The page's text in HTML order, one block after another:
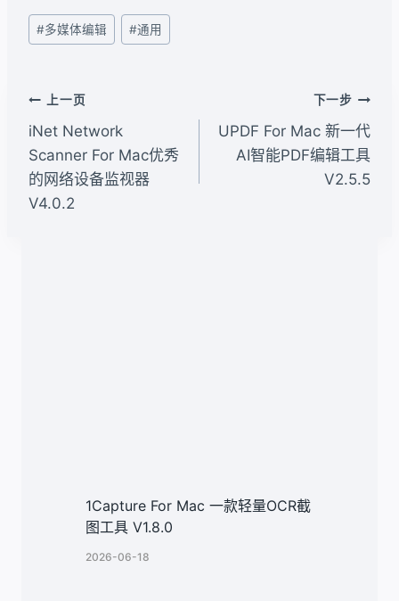
文
章
签：
#多媒体编辑 #通用
文
章
导
航
上一页
iNet Network
Scanner For Mac优秀
的网络设备监视器
V4.0.2
下一步
UPDF For Mac 新一代
AI智能PDF编辑工具
V2.5.5
1Capture For Mac 一款轻量OCR截
图工具 V1.8.0
2026-06-18